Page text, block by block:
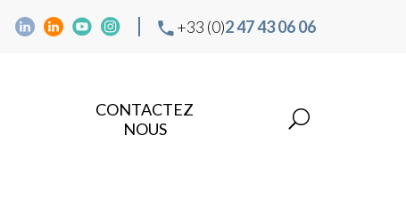
+33 (0)2 47 43 06 06
CONTACTEZ
NOUS